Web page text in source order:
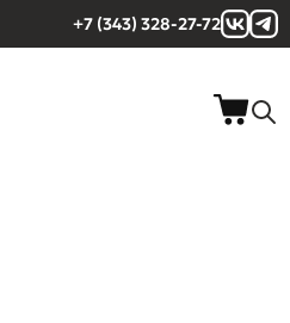
+7 (343) 328-27-72